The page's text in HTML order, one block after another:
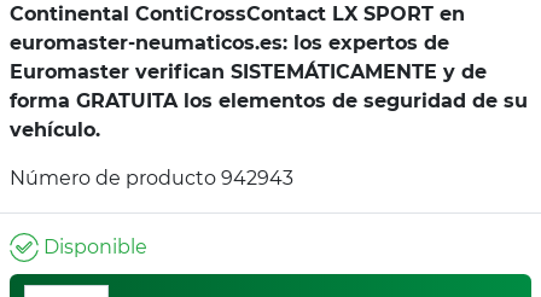
Continental ContiCrossContact LX SPORT en
euromaster-neumaticos.es: los expertos de
Euromaster verifican SISTEMÁTICAMENTE y de
forma GRATUITA los elementos de seguridad de su
vehículo.
Número de producto 942943
Disponible